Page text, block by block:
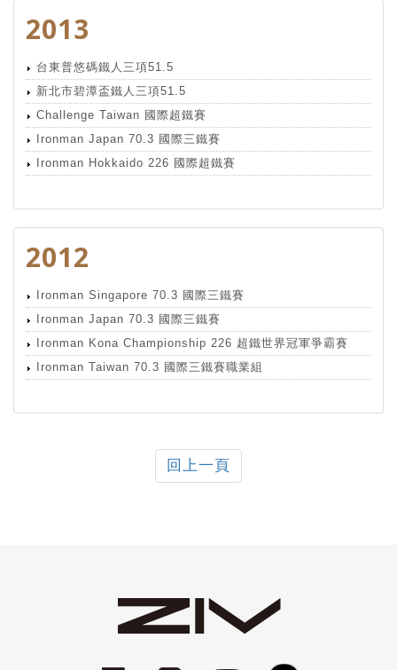
2013
台東普悠碼鐵人三項51.5
新北市碧潭盃鐵人三項51.5
Challenge Taiwan 國際超鐵賽
Ironman Japan 70.3 國際三鐵賽
Ironman Hokkaido 226 國際超鐵賽
2012
Ironman Singapore 70.3 國際三鐵賽
Ironman Japan 70.3 國際三鐵賽
Ironman Kona Championship 226 超鐵世界冠軍爭霸賽
Ironman Taiwan 70.3 國際三鐵賽職業組
回上一頁